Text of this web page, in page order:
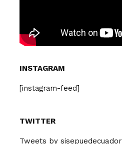
INSTAGRAM
[instagram-feed]
TWITTER
Tweets by sisepuedecuador